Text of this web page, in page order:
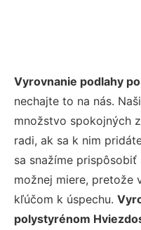
Vyrovnanie podlahy
nechajte to na nás.
množstvo spokojných
radi, ak sa k nim
sa snažíme
možnej miere, pretože
kľúčom k úspechu.
polystyrénom